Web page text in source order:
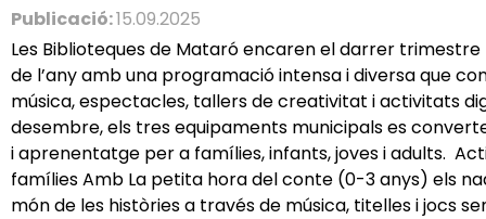
Publicació:15.09.2025
Les Biblioteques de Mataró encaren el darrer trimestre
de l’any amb una programació intensa i diversa que
música, espectacles, tallers de creativitat i activitats
desembre, els tres equipaments municipals es
i aprenentatge per a famílies, infants, joves i adults.
famílies Amb La petita hora del conte (0-3 anys) els
món de les històries a través de música, titelles i jocs